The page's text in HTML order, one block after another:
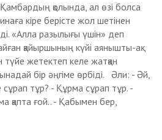
Қамбардың қолында, ал өзі болса
кіре берісте жол шетінен
«Алла разылығы үшін» деп
қайыршының күйі аянышты-ақ
жетектеп келе жатқан
бір әңгіме өрбіді. Әли: - Әй,
тұр? - Құрма сұрап тұр. -
қапта ғой.. - Қабымен бер,